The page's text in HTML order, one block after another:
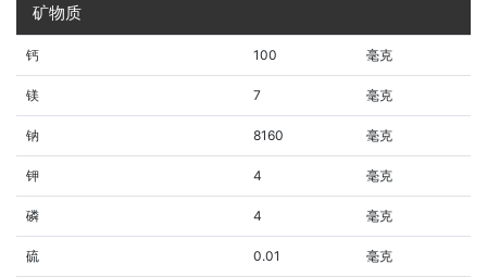
矿物质
钙 100 毫克
镁 7 毫克
钠 8160 毫克
钾 4 毫克
磷 4 毫克
硫 0.01 毫克